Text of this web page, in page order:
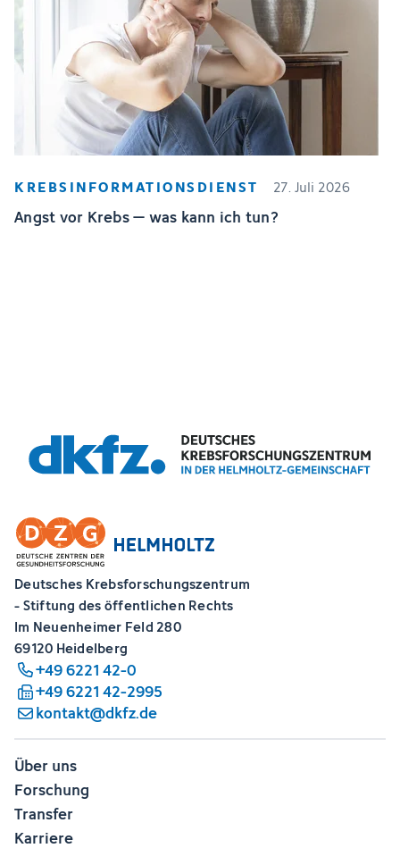
KREBSINFORMATIONSDIENST 27. Juli 2026
Angst vor Krebs – was kann ich tun?
Deutsches Krebsforschungszentrum
- Stiftung des öffentlichen Rechts
Im Neuenheimer Feld 280
69120 Heidelberg
+49 6221 42-0
+49 6221 42-2995
kontakt@dkfz.de
Über uns
Forschung
Transfer
Karriere